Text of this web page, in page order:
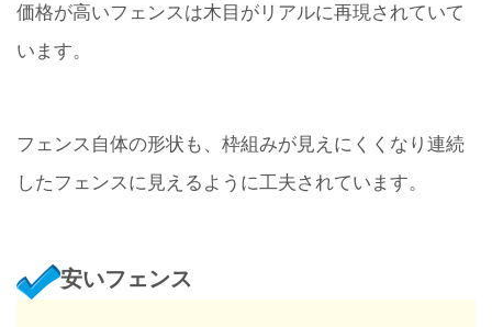
価格が高いフェンスは木目がリアルに再現されていて
います。
フェンス自体の形状も、枠組みが見えにくくなり連続
したフェンスに見えるように工夫されています。
安いフェンス